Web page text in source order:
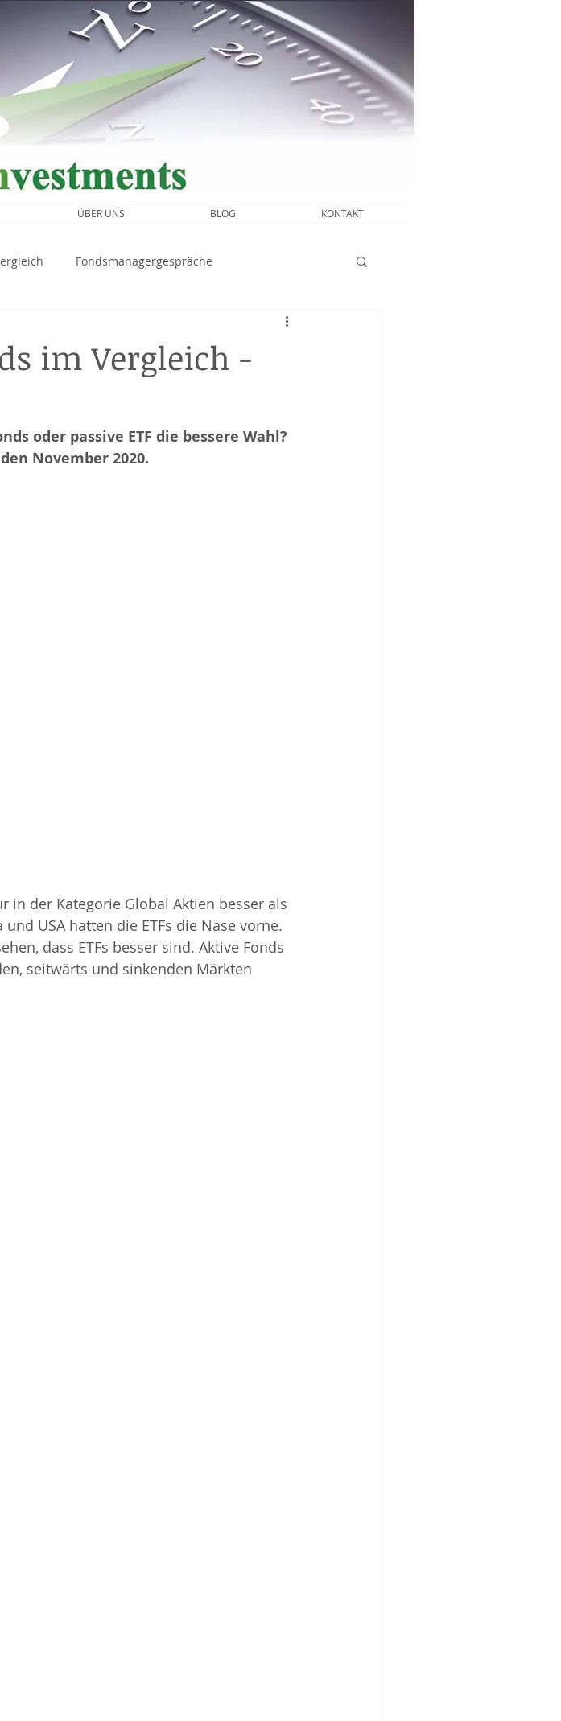
ÜBER UNS BLOG KONTAKT
Fondsmanagergespräche
im Vergleich -
oder passive ETF die bessere Wahl?
November 2020.
in der Kategorie Global Aktien besser als
USA hatten die ETFs die Nase vorne.
dass ETFs besser sind. Aktive Fonds
seitwärts und sinkenden Märkten